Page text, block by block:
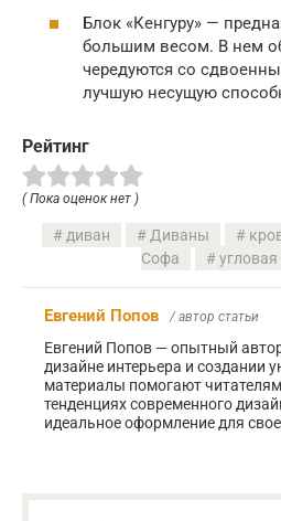
Блок «Кенгуру» —
большим весом. В нем
чередуются со
лучшую несущую
Рейтинг
( Пока оценок нет )
диван Диваны
Софа
Евгений Попов / автор статьи
Евгений Попов — опытный
дизайне интерьера и создании
материалы помогают
тенденциях современного
идеальное оформление для